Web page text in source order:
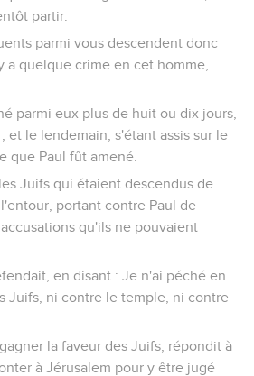
; et transporté de fureur
à Damas pour cela, avec pouvoir et
principaux sacrificateurs,
je vis, ô roi, une lumière plus
du soleil, laquelle resplendit du
ceux qui étaient en chemin avec
tous tombés à terre, j'entendis une
disait en langue hébraïque : Saul !
tu ? Il t'est dur de regimber
Seigneur ? Et le Seigneur dit : Je